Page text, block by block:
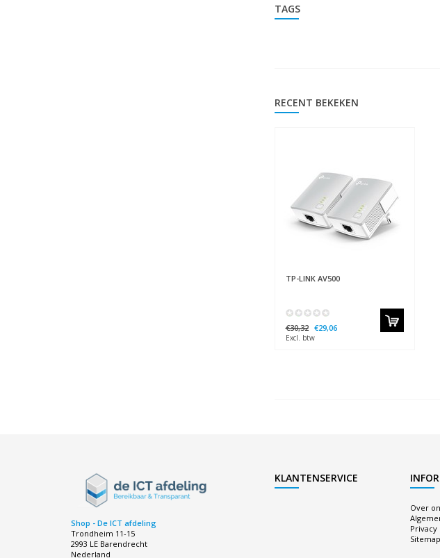
TAGS
RECENT BEKEKEN
TP-LINKAV500
€30,32 €29,06
Excl. btw
Shop - De ICT afdeling
Trondheim 11-15
2993 LE Barendrecht
Nederland
KLANTENSERVICE
Over
Privacy
Sitemap